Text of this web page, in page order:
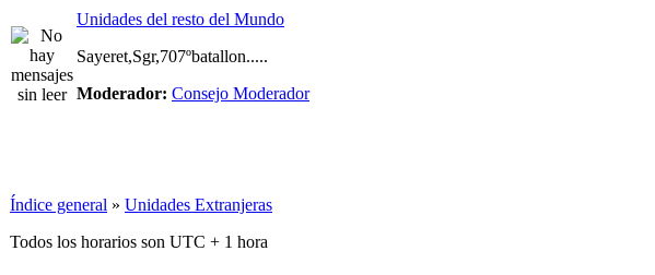
Unidades del resto del Mundo
Sayeret,Sgr,707ºbatallon.....
Moderador: Consejo Moderador
Índice general » Unidades Extranjeras
Todos los horarios son UTC + 1 hora